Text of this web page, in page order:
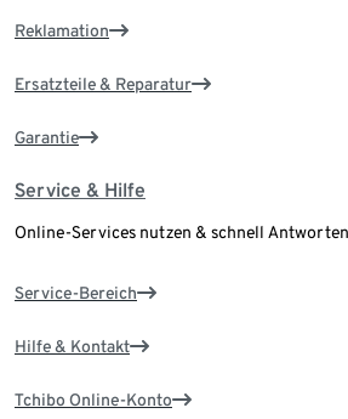
Reklamation
Ersatzteile & Reparatur
Garantie
Service & Hilfe
Online-Services nutzen & schnell
Service-Bereich
Hilfe & Kontakt
Tchibo Online-Konto